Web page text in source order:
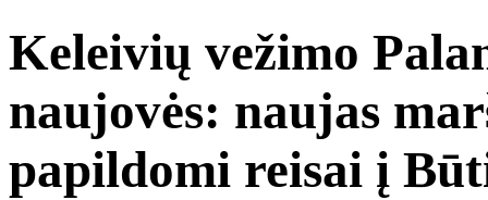
Keleivių vežimo
naujovės: naujas
papildomi reisai į